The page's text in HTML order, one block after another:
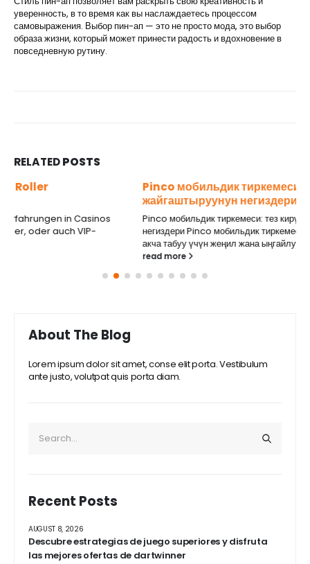
уверенность, в то время как вы наслаждаетесь процессом
самовыражения. Выбор пин-ап — это не просто мода, это выбор
образа жизни, который может принести радость и вдохновение в
повседневную рутину.
RELATEDPOSTS
Pinco мобильдик тиркемеси: тез кирүү жана
жайгаштыруунун негиздери
Pinco мобильдик тиркемеси: тез кирүү жана жайгаштыруунун
негиздери Pinco мобильдик тиркемеси — казино оюндарын ойноп,
акча табуу үчүн жеңил жана ыңгайлуу...
About The Blog
Lorem ipsum dolor sit amet, conse elit porta. Vestibulum
ante justo, volutpat quis porta diam.
Recent Posts
Descubre estrategias de juego superiores y disfruta
las mejores ofertas de dartwinner
AUGUST 8, 2026